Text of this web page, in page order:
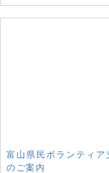
富山県民ボランティア
のご案内